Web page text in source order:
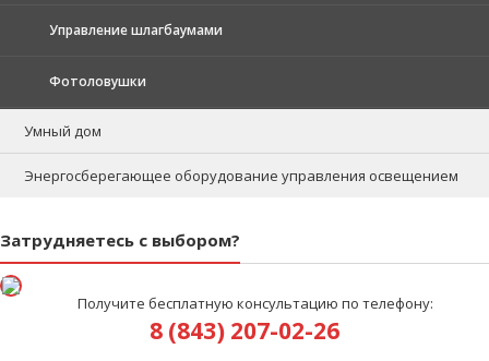
Управление шлагбаумами
Фотоловушки
Умный дом
Энергосберегающее оборудование управления освещением
Затрудняетесь с выбором?
Получите бесплатную консультацию по телефону:
8 (843) 207-02-26